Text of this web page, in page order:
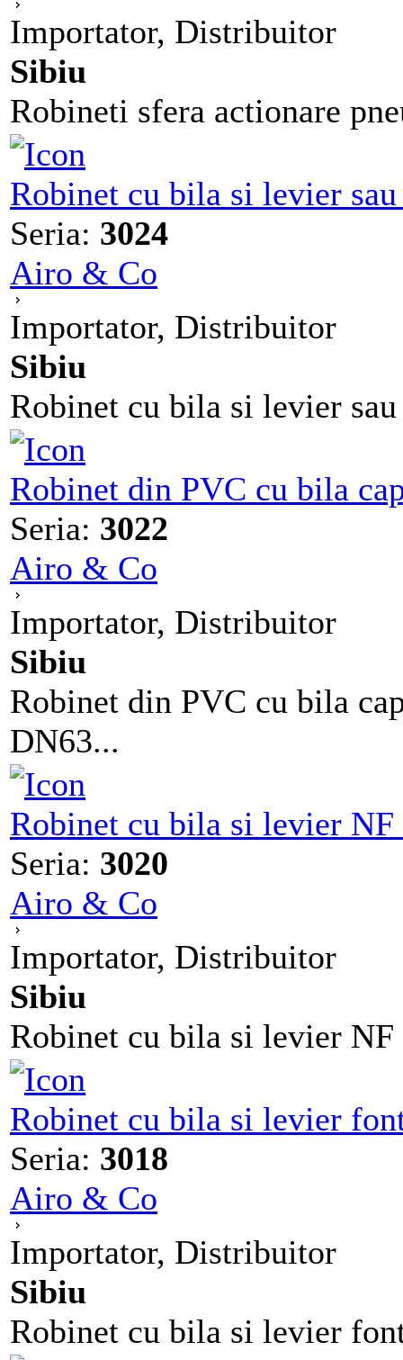
Importator, Distribuitor
Sibiu
Robineti sfera actionare
Robinet cu bila si levier
Seria: 3024
Airo & Co
Importator, Distribuitor
Sibiu
Robinet cu bila si levier
Robinet din PVC cu bila
Seria: 3022
Airo & Co
Importator, Distribuitor
Sibiu
Robinet din PVC cu bila
DN63...
Robinet cu bila si levier
Seria: 3020
Airo & Co
Importator, Distribuitor
Sibiu
Robinet cu bila si levier
Robinet cu bila si levier
Seria: 3018
Airo & Co
Importator, Distribuitor
Sibiu
Robinet cu bila si levier